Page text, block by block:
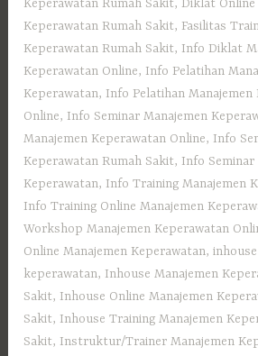
Keperawatan Rumah Sakit,Diklat Online
Keperawatan Rumah Sakit, Fasilitas
Keperawatan Rumah Sakit, Info Diklat
Keperawatan Online, Info Pelatihan
Keperawatan, Info Pelatihan Manajemen
Online, Info Seminar Manajemen
Manajemen Keperawatan Online, Info
Keperawatan Rumah Sakit, Info Seminar
Keperawatan, Info Training Manajemen
Info Training Online Manajemen
Workshop Manajemen Keperawatan
Online Manajemen Keperawatan,
keperawatan, Inhouse Manajemen
Sakit, Inhouse Online Manajemen
Sakit, Inhouse Training Manajemen
Sakit, Instruktur/Trainer Manajemen